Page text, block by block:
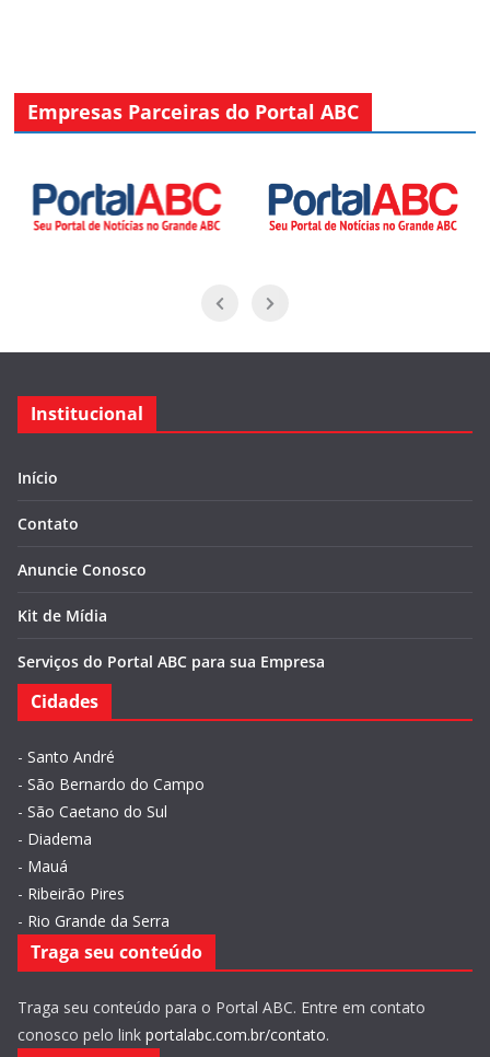
Empresas Parceiras do Portal ABC
Institucional
Início
Contato
Anuncie Conosco
Kit de Mídia
Serviços do Portal ABC para sua Empresa
Cidades
- Santo André
- São Bernardo do Campo
- São Caetano do Sul
- Diadema
- Mauá
- Ribeirão Pires
- Rio Grande da Serra
Traga seu conteúdo
Traga seu conteúdo para o Portal ABC. Entre em contato
conosco pelo link portalabc.com.br/contato.